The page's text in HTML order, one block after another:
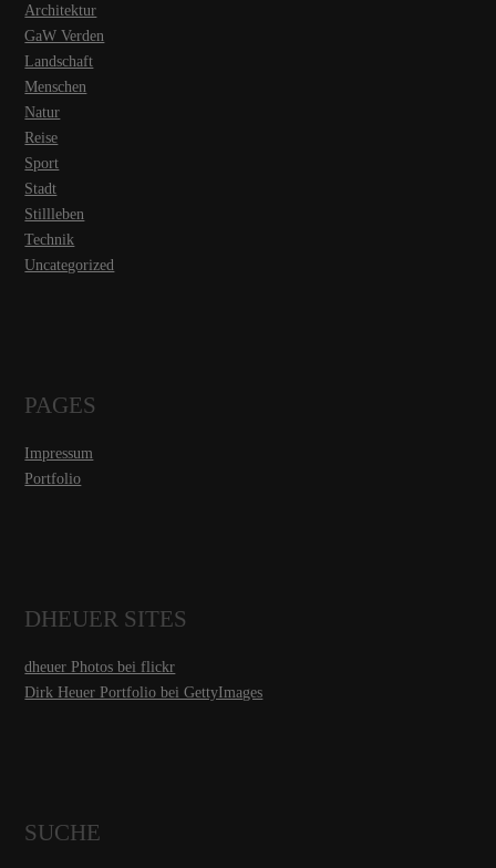
Architektur
GaW Verden
Landschaft
Menschen
Natur
Reise
Sport
Stadt
Stillleben
Technik
Uncategorized
PAGES
Impressum
Portfolio
DHEUER SITES
dheuer Photos bei flickr
Dirk Heuer Portfolio bei GettyImages
SUCHE